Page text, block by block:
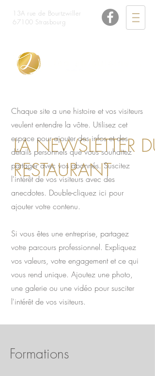
13A rue de Bourtzwiller
67100 Strasbourg
LA NEWSLETTER DU
RESTAURANT
Chaque site a une histoire et vos visiteurs
veulent entendre la vôtre. Utilisez cet
espace pour ajouter des infos et des
détails personnels que vous souhaitez
partager avec vos abonnés. Suscitez
l'intérêt de vos visiteurs avec des
anecdotes. Double-cliquez ici pour
ajouter votre contenu.
Si vous êtes une entreprise, partagez
votre parcours professionnel. Expliquez
vos valeurs, votre engagement et ce qui
vous rend unique. Ajoutez une photo,
une galerie ou une vidéo pour susciter
l'intérêt de vos visiteurs.
Formations